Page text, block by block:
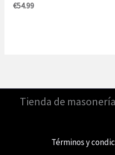
€54.99
Tienda de
Términos y